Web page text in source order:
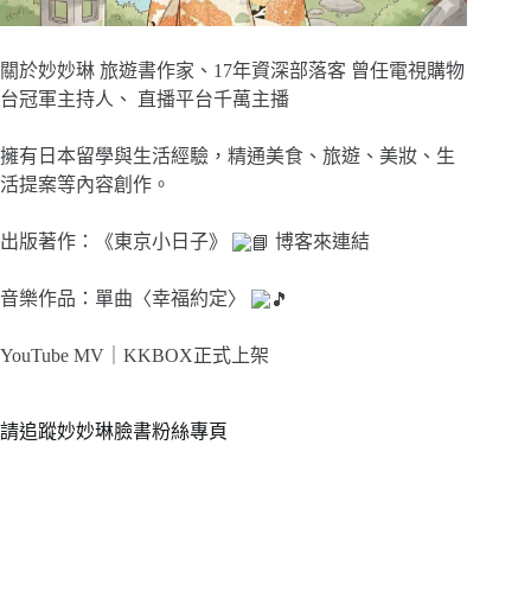
關於妙妙琳 旅遊書作家、17年資深部落客 曾任電視購物
台冠軍主持人、 直播平台千萬主播
擁有日本留學與生活經驗，精通美食、旅遊、美妝、生
活提案等內容創作。
出版著作：《東京小日子》 博客來連結
音樂作品：單曲〈幸福約定〉
YouTube MV｜ KKBOX正式上架
請追蹤妙妙琳臉書粉絲專頁